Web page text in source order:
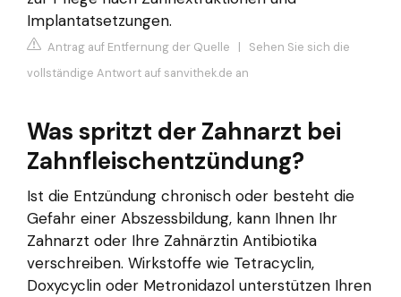
Implantatsetzungen.
Antrag auf Entfernung der Quelle | Sehen Sie sich die
vollständige Antwort auf sanvithek.de an
Was spritzt der Zahnarzt bei
Zahnfleischentzündung?
Ist die Entzündung chronisch oder besteht die
Gefahr einer Abszessbildung, kann Ihnen Ihr
Zahnarzt oder Ihre Zahnärztin Antibiotika
verschreiben. Wirkstoffe wie Tetracyclin,
Doxycyclin oder Metronidazol unterstützen Ihren